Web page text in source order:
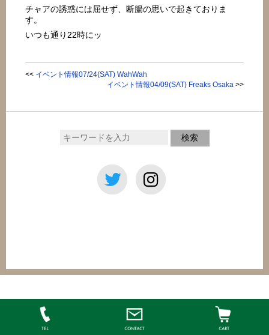
チャアの誘惑には屈せず、断腸の思いで起きておりま
す。
いつも通り22時にッ
<< イベント情報07/24(SAT) WahWah
イベント情報04/09(SAT) Freaks Osaka>>